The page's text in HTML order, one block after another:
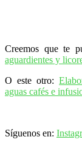
Creemos que te
aguardientes y
O este otro:
aguas cafés e
Síguenos en: